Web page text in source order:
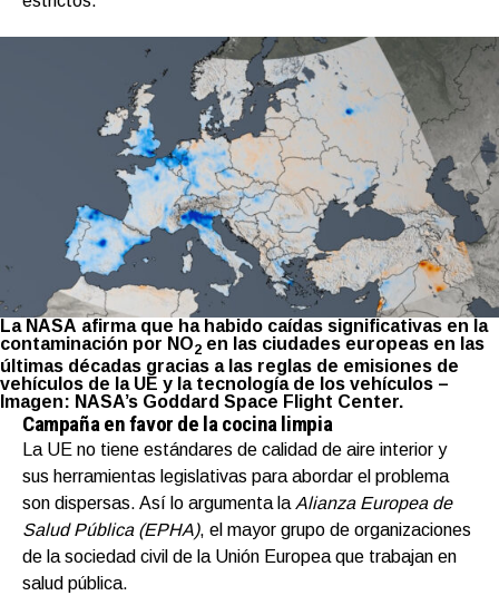
La NASA afirma que ha habido caídas significativas en la
contaminación por NO2 en las ciudades europeas en las
últimas décadas gracias a las reglas de emisiones de
vehículos de la UE y la tecnología de los vehículos –
Imagen: NASA’s Goddard Space Flight Center.
Campaña en favor de la cocina limpia
La UE no tiene estándares de calidad de aire interior y
sus herramientas legislativas para abordar el problema
son dispersas. Así lo argumenta la Alianza Europea de
Salud Pública (EPHA), el mayor grupo de organizaciones
de la sociedad civil de la Unión Europea que trabajan en
salud pública.